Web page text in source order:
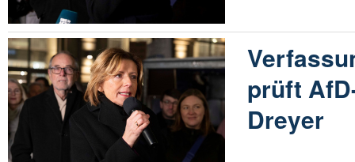
prüft
Dreyer